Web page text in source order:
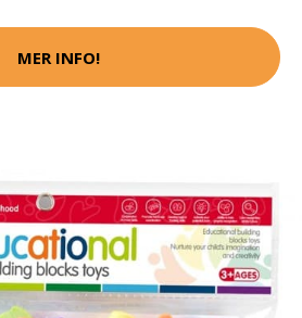
MER INFO!